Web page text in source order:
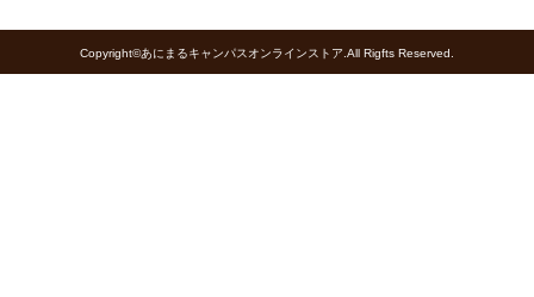
Copyright©あにまるキャンパスオンラインストア.All Rigfts Reserved.